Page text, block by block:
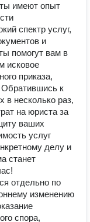
имеют опыт
спектр услуг,
и
помогут вам в
исковое
приказа,
Обратившись к
в несколько раз,
на юриста за
ваших
услуг
делу и
станет
отдельно по
изменению
спора,